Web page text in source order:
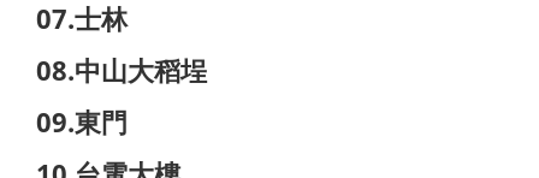
07.士林
08.中山大稻埕
09.東門